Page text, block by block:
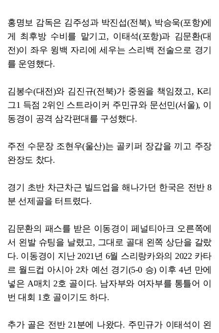
홍명보 감독은 김주성과 박진섭(전북), 박승욱(포항)에
게 최후방 수비를 맡기고, 이태석(포항)과 김문환(대
전)이 좌우 윙백 자리에 세우는 스리백 전술으로 경기
를 운영했다.
김봉수(대전)와 김진규(전북)가 중원을 책임졌고, K리
그1 득점 2위인 스트라이커 주민규와 문선민(서울), 이
동경이 공격 삼각편대를 구성했다.
주전 수문장 조현우(울산)는 골키퍼 장갑을 끼고 주장
완장도 찼다.
경기 초반 차근차근 빌드업을 해나가던 한국은 전반 8
분 선제골을 터트렸다.
김문환의 패스를 받은 이동경이 페널티아크 오른쪽에
서 왼발 슈팅을 날렸고, 그대로 골대 왼쪽 상단을 갈랐
다. 이동경이 지난 2021년 6월 스리랑카와의 2022 카타
르 월드컵 아시아 2차 예선 경기(5-0 승) 이후 4년 만에
넣은 A매치 2호 골이다. 남자부와 여자부를 통틀어 이
번 대회 1호 골이기도 하다.
추가 골은 전반 21분에 나왔다. 주민규가 이태석이 왼